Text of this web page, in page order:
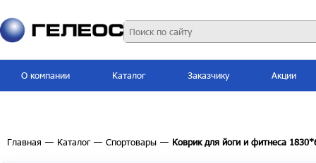
О компании Каталог Заказчику Акции
Главная — Каталог — Спортовары — Коврик для йоги и фитнеса